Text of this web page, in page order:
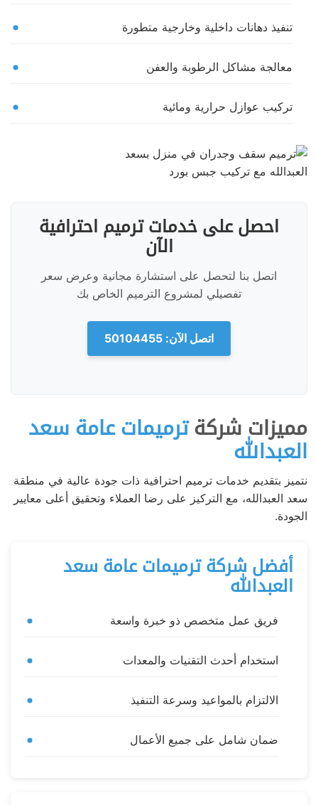
تنفيذ دهانات داخلية وخارجية متطورة
معالجة مشاكل الرطوبة والعفن
تركيب عوازل حرارية ومائية
احصل على خدمات ترميم احترافية
الآن
اتصل بنا لتحصل على استشارة مجانية وعرض سعر
تفصيلي لمشروع الترميم الخاص بك
اتصل الآن: 50104455
مميزات شركةترميمات عامة سعد
العبدالله
نتميز بتقديم خدمات ترميم احترافية ذات جودة عالية في منطقة
سعد العبدالله، مع التركيز على رضا العملاء وتحقيق أعلى معايير
الجودة.
أفضل شركة ترميمات عامة سعد
العبدالله
فريق عمل متخصص ذو خبرة واسعة
استخدام أحدث التقنيات والمعدات
الالتزام بالمواعيد وسرعة التنفيذ
ضمان شامل على جميع الأعمال